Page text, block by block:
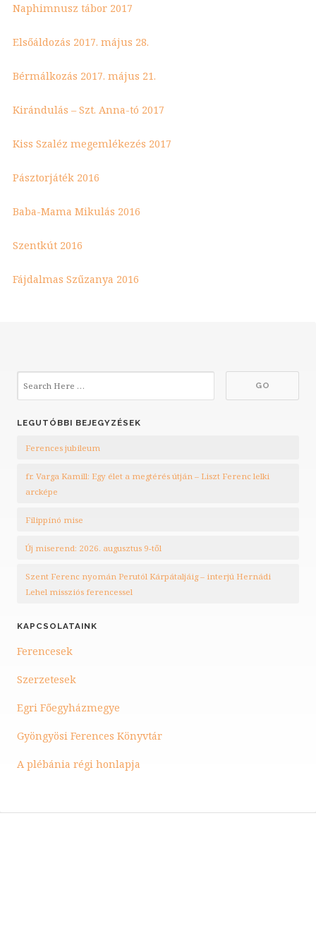
Naphimnusz tábor 2017
Elsőáldozás 2017. május 28.
Bérmálkozás 2017. május 21.
Kirándulás – Szt. Anna-tó 2017
Kiss Szaléz megemlékezés 2017
Pásztorjáték 2016
Baba-Mama Mikulás 2016
Szentkút 2016
Fájdalmas Szűzanya 2016
LEGUTÓBBI BEJEGYZÉSEK
Ferences jubileum
fr. Varga Kamill: Egy élet a megtérés útján – Liszt Ferenc lelki
arcképe
Filippínó mise
Új miserend: 2026. augusztus 9-től
Szent Ferenc nyomán Perutól Kárpátaljáig – interjú Hernádi
Lehel missziós ferencessel
KAPCSOLATAINK
Ferencesek
Szerzetesek
Egri Főegyházmegye
Gyöngyösi Ferences Könyvtár
A plébánia régi honlapja